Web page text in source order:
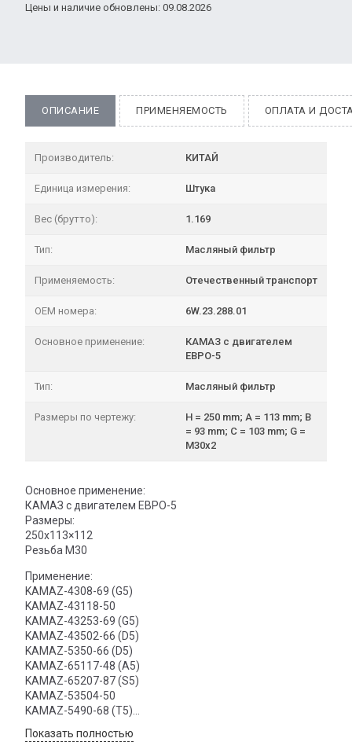
Цены и наличие обновлены: 09.08.2026
ОПИСАНИЕ ПРИМЕНЯЕМОСТЬ ОПЛАТА И
Производитель: КИТАЙ
Единица измерения: Штука
Вес (брутто): 1.169
Тип: Масляный фильтр
Применяемость: Отечественный транспорт
OEM номера: 6W.23.288.01
Основное применение:
КАМАЗ с двигателем
ЕВРО-5
Тип: Масляный фильтр
Размеры по чертежу:
H = 250 mm; A = 113 mm; B
= 93 mm; C = 103 mm; G =
M30x2
Основное применение:
КАМАЗ с двигателем ЕВРО-5
Размеры:
250x113×112
Резьба М30
Применение:
KAMAZ-4308-69 (G5)
KAMAZ-43118-50
KAMAZ-43253-69 (G5)
KAMAZ-43502-66 (D5)
KAMAZ-5350-66 (D5)
KAMAZ-65117-48 (А5)
KAMAZ-65207-87 (S5)
KAMAZ-53504-50
KAMAZ-5490-68 (T5)
KAMAZ-54901-92
Показать полностью